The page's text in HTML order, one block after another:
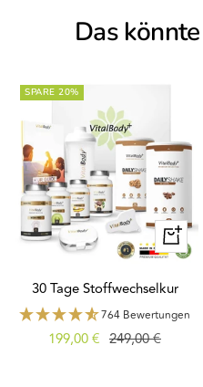
Das
SPARE 20%
30 Tage Stoffwechselkur
764 Bewertungen
Angebotspreis
199,00 € Regulärer
249,00 €